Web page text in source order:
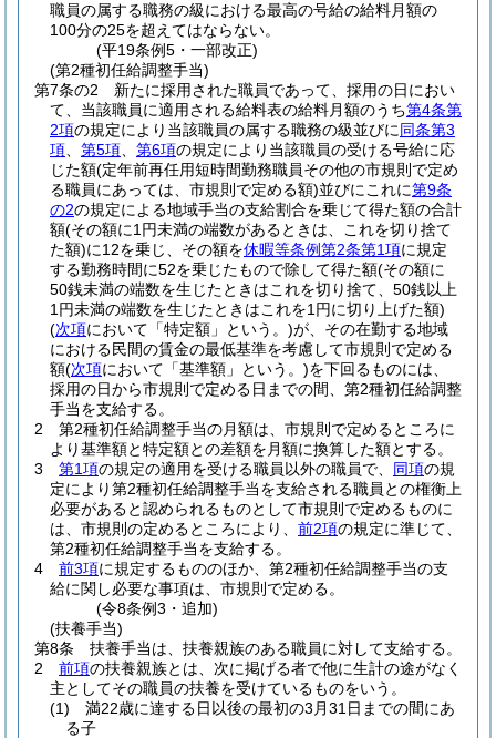
職員の属する職務の級における最高の号給の給料月額の
100分の25を超えてはならない。
(平19条例5・一部改正)
(第2種初任給調整手当)
第7条の2
新たに採用された職員であって、採用の日におい
て、当該職員に適用される給料表の給料月額のうち第4条第
2項の規定により当該職員の属する職務の級並びに同条第3
項
第5項 第6項の規定により当該職員の受ける号給に応
じた額(定年前再任用短時間勤務職員その他の市規則で定め
る職員にあっては、市規則で定める額)並びにこれに第9条
の2の規定による地域手当の支給割合を乗じて得た額の合計
額(その額に1円未満の端数があるときは、これを切り捨て
た額)に12を乗じ、その額を休暇等条例第2条第1項に規定
する勤務時間に52を乗じたもので除して得た額(その額に
50銭未満の端数を生じたときはこれを切り捨て、50銭以上
1円未満の端数を生じたときはこれを1円に切り上げた額)
(次項において「特定額」という。)が、その在勤する地域
における民間の賃金の最低基準を考慮して市規則で定める
額(次項において「基準額」という。)を下回るものには、
採用の日から市規則で定める日までの間、第2種初任給調整
手当を支給する。
2
第2種初任給調整手当の月額は、市規則で定めるところに
より基準額と特定額との差額を月額に換算した額とする。
3
第1項の規定の適用を受ける職員以外の職員で、 同項の規
定により第2種初任給調整手当を支給される職員との権衡上
必要があると認められるものとして市規則で定めるものに
は、市規則の定めるところにより、 前2項の規定に準じて、
第2種初任給調整手当を支給する。
4
前3項に規定するもののほか、第2種初任給調整手当の支
給に関し必要な事項は、市規則で定める。
(令8条例3・追加)
(扶養手当)
第8条
扶養手当は、扶養親族のある職員に対して支給する。
2
前項の扶養親族とは、次に掲げる者で他に生計の途がなく
主としてその職員の扶養を受けているものをいう。
(1)
満22歳に達する日以後の最初の3月31日までの間にあ
る子